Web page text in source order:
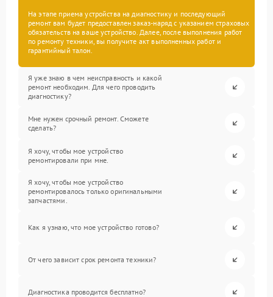
На этапе приема устройства на диагностику и последующий
ремонт вам будет предоставлен заказ-наряд с указанием страховых
обязательств на ваше устройство. Далее, после выполнения работ
по ремонту техники, вы получите акт выполненных работ и
гарантийный талон.
Я уже знаю в чем неисправность и какой
ремонт необходим. Для чего проводить
диагностику?
Мне нужен срочный ремонт. Сможете
сделать?
Я хочу, чтобы мое устройство
ремонтировали при мне.
Я хочу, чтобы мое устройство
ремонтировалось только оригинальными
запчастями.
Как я узнаю, что мое устройство готово?
От чего зависит срок ремонта техники?
Диагностика проводится бесплатно?